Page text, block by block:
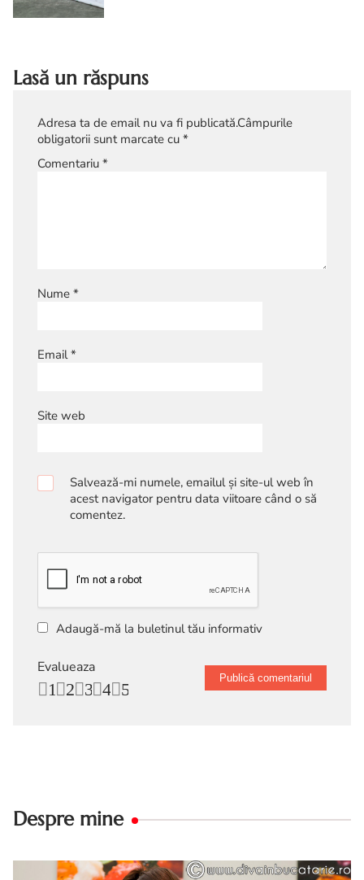
Lasă un răspuns
Adresa ta de email nu va fi publicată.Câmpurile
obligatorii sunt marcate cu *
Comentariu *
Nume *
Email*
Site web
Salvează-mi numele, emailul și site-ul web în
acest navigator pentru data viitoare când o să
comentez.
Adaugă-mă la buletinul tău informativ
Evalueaza
5
4
3
2
1
Despre mine